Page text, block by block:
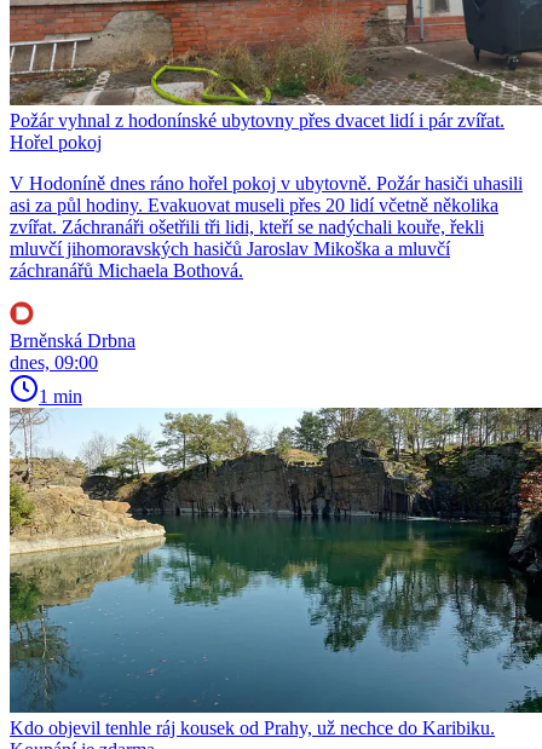
Požár vyhnal z hodonínské ubytovny přes dvacet lidí i pár zvířat.
Hořel pokoj
V Hodoníně dnes ráno hořel pokoj v ubytovně. Požár hasiči uhasili
asi za půl hodiny. Evakuovat museli přes 20 lidí včetně několika
zvířat. Záchranáři ošetřili tři lidi, kteří se nadýchali kouře, řekli
mluvčí jihomoravských hasičů Jaroslav Mikoška a mluvčí
záchranářů Michaela Bothová.
Brněnská Drbna
dnes, 09:00
1 min
Kdo objevil tenhle ráj kousek od Prahy, už nechce do Karibiku.